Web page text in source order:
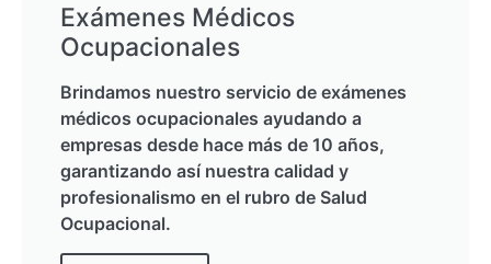
Exámenes Médicos
Ocupacionales
Brindamos nuestro servicio de exámenes
médicos ocupacionales ayudando a
empresas desde hace más de 10 años,
garantizando así nuestra calidad y
profesionalismo en el rubro de Salud
Ocupacional.